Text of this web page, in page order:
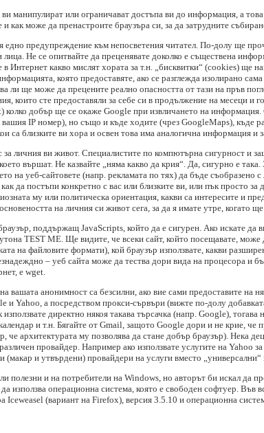
ви манипулират или ограничават достъпа ви до информация, а
как може да пренастроите браузъра си, за да затрудните
едно предупреждение към непосветения читател. По-долу ще
Не се опитвайте да преценявате доколко е съществена
Интернет какво мислят хората за т.н. „бисквитки“ (cookies) ще
която предоставяте, ако се разглежда изолирано
ще може да прецените реално опасността от тази на пръв
които сте предоставяли за себе си в продължение на месеци
добър ще се окаже Google при извличането на информация.
IP номер), но също и къде ходите (чрез GoogleMaps), къде
са близките ви хора и освен това има аналогична информация и
личния ви живот. Специалистите по компютърна сигурност и
вършат. Не казвайте „няма какво да крия“. Да, сигурно е
на уеб-сайтовете (напр. рекламата по тях) да бъде
да постъпи конкретно с вас или близките ви, или пък просто
му или политическа ориентация, какви са интересите и
на личния си живот сега, за да я имате утре, когато
поддържащ JavaScripts, който да е сигурен. Ако искате да
TEST ME. Ще видите, че всеки сайт, който посещавате, може
на файловите формати), кой браузър използвате, какви
– уеб сайта може да тества дори вида на процесора и
е wget.
вашата анонимност са безсилни, ако вие сами предоставите на
и Yahoo, а посредством прокси-сървъри (вижте по-долу
директно някоя такава търсачка (напр. Google),
и т.н. Бягайте от Gmail, защото Google дори и не крие, че
че архитектурата му позволява да стане добър браузър). Нека
провайдер. Например ако използвате услугите на Yahoo
и утвърдени) провайдери на услуги вместо
полезни и на потребители на Windows, но авторът би искал да
използва операционна система, която е свободен софтуер. Във
Iceweasel (вариант на Firefox), версия 3.5.10 и операционна